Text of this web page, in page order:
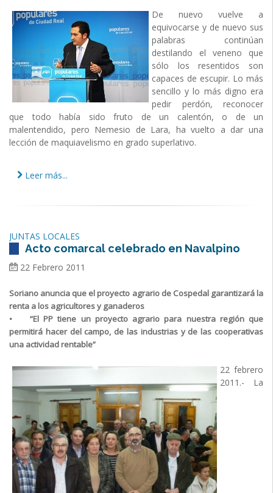
De nuevo vuelve a
equivocarse y de nuevo sus
palabras continúan
destilando el veneno que
sólo los resentidos son
capaces de escupir. Lo más
sencillo y lo más digno era
pedir perdón, reconocer
que todo había sido fruto de un calentón, o de un
malentendido, pero Nemesio de Lara, ha vuelto a dar una
lección de maquiavelismo en grado superlativo.
Leer más...
JUNTAS LOCALES
Acto comarcal celebrado en Navalpino
22 Febrero 2011
Soriano anuncia que el proyecto agrario de Cospedal garantizará la
renta a los agricultores y ganaderos
• “El PP tiene un proyecto agrario para nuestra región que
permitirá hacer del campo, de las industrias y de las cooperativas
una actividad rentable”
22 febrero
2011.- La